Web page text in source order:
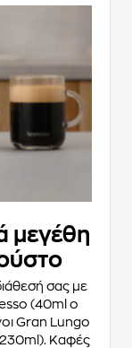
μεγέθη
σας με
(40ml ο
Gran Lungo
Καφές